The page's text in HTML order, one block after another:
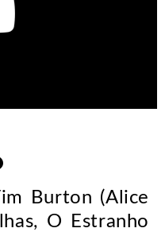
Burton (Alice
O Estranho